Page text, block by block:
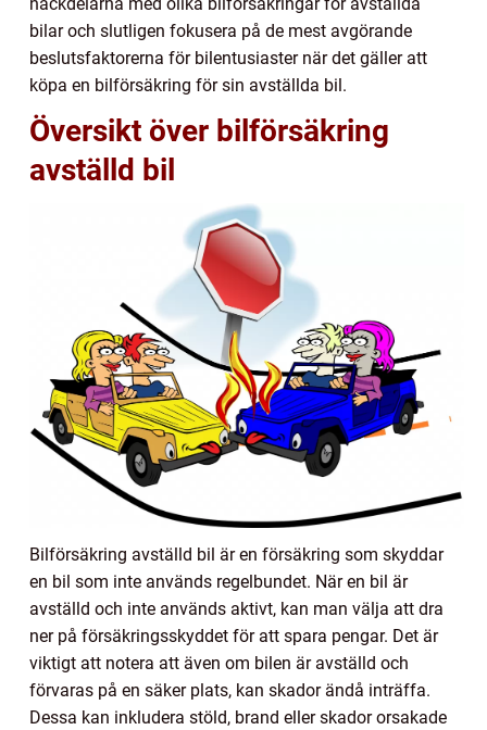
bilar och slutligen fokusera på de mest avgörande
beslutsfaktorerna för bilentusiaster när det gäller att
köpa en bilförsäkring för sin avställda bil.
Översikt över bilförsäkring
avställd bil
Bilförsäkring avställd bil är en försäkring som skyddar
en bil som inte används regelbundet. När en bil är
avställd och inte används aktivt, kan man välja att dra
ner på försäkringsskyddet för att spara pengar. Det är
viktigt att notera att även om bilen är avställd och
förvaras på en säker plats, kan skador ändå inträffa.
Dessa kan inkludera stöld, brand eller skador orsakade